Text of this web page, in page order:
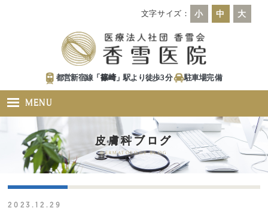
文字サイズ： 小 中 大
都営新宿線「篠崎」駅より徒歩3分 駐車場完備
MENU
皮膚科ブログ
DERMATOLOGY BLOG
2023.12.29